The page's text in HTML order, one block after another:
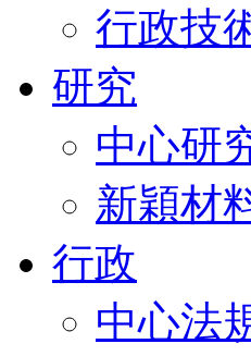
行政技
研究
中心研
新穎材
行政
中心法